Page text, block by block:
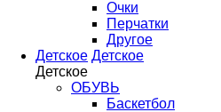
Очки
Перчатки
Другое
Детское Детское
Детское
ОБУВЬ
Баскетбол